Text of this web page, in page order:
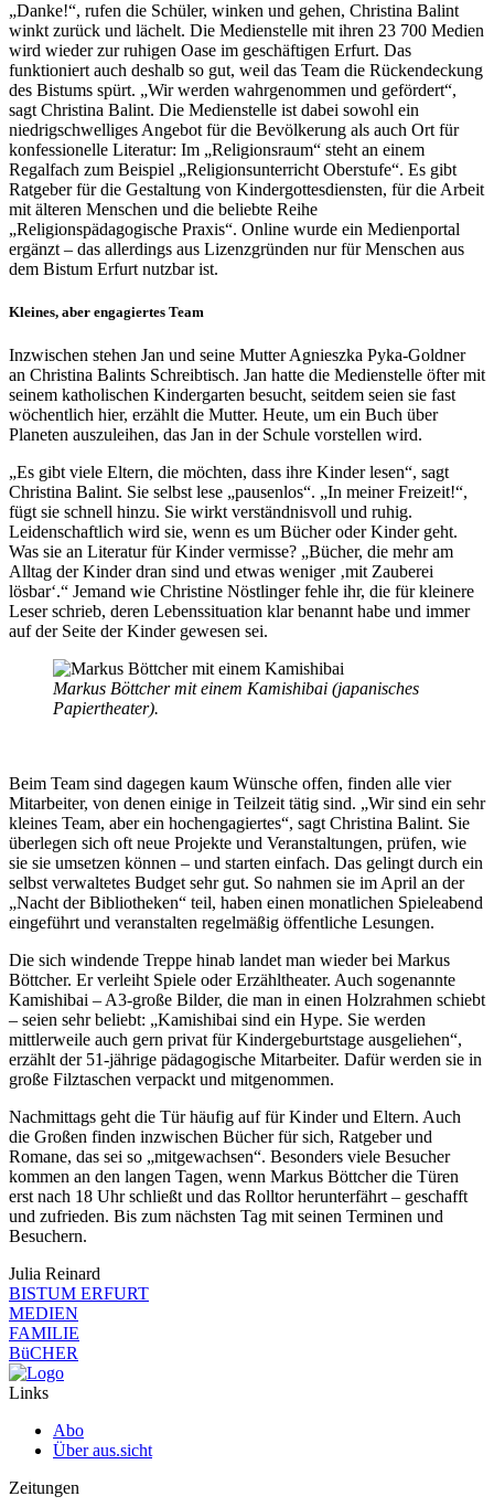
„Danke!“, rufen die Schüler, winken und gehen, Christina Balint
winkt zurück und lächelt. Die Medienstelle mit ihren 23 700 Medien
wird wieder zur ruhigen Oase im geschäftigen Erfurt. Das
funktioniert auch deshalb so gut, weil das Team die Rückendeckung
des Bistums spürt. „Wir werden wahrgenommen und gefördert“,
sagt Christina Balint. Die Medienstelle ist dabei sowohl ein
niedrigschwelliges Angebot für die Bevölkerung als auch Ort für
konfessionelle Literatur: Im „Religionsraum“ steht an einem
Regalfach zum Beispiel „Religionsunterricht Oberstufe“. Es gibt
Ratgeber für die Gestaltung von Kindergottesdiensten, für die Arbeit
mit älteren Menschen und die beliebte Reihe
„Religionspädagogische Praxis“. Online wurde ein Medienportal
ergänzt – das allerdings aus Lizenzgründen nur für Menschen aus
dem Bistum Erfurt nutzbar ist.
Kleines, aber engagiertes Team
Inzwischen stehen Jan und seine Mutter Agnieszka Pyka-Goldner
an Christina Balints Schreibtisch. Jan hatte die Medienstelle öfter mit
seinem katholischen Kindergarten besucht, seitdem seien sie fast
wöchentlich hier, erzählt die Mutter. Heute, um ein Buch über
Planeten auszuleihen, das Jan in der Schule vorstellen wird.
„Es gibt viele Eltern, die möchten, dass ihre Kinder lesen“, sagt
Christina Balint. Sie selbst lese „pausenlos“. „In meiner Freizeit!“,
fügt sie schnell hinzu. Sie wirkt verständnisvoll und ruhig.
Leidenschaftlich wird sie, wenn es um Bücher oder Kinder geht.
Was sie an Literatur für Kinder vermisse? „Bücher, die mehr am
Alltag der Kinder dran sind und etwas weniger ‚mit Zauberei
lösbar‘.“ Jemand wie Christine Nöstlinger fehle ihr, die für kleinere
Leser schrieb, deren Lebenssituation klar benannt habe und immer
auf der Seite der Kinder gewesen sei.
Markus Böttcher mit einem Kamishibai (japanisches
Papiertheater).
Beim Team sind dagegen kaum Wünsche offen, finden alle vier
Mitarbeiter, von denen einige in Teilzeit tätig sind. „Wir sind ein sehr
kleines Team, aber ein hochengagiertes“, sagt Christina Balint. Sie
überlegen sich oft neue Projekte und Veranstaltungen, prüfen, wie
sie sie umsetzen können – und starten einfach. Das gelingt durch ein
selbst verwaltetes Budget sehr gut. So nahmen sie im April an der
„Nacht der Bibliotheken“ teil, haben einen monatlichen Spieleabend
eingeführt und veranstalten regelmäßig öffentliche Lesungen.
Die sich windende Treppe hinab landet man wieder bei Markus
Böttcher. Er verleiht Spiele oder Erzähltheater. Auch sogenannte
Kamishibai – A3-große Bilder, die man in einen Holzrahmen schiebt
– seien sehr beliebt: „Kamishibai sind ein Hype. Sie werden
mittlerweile auch gern privat für Kindergeburtstage ausgeliehen“,
erzählt der 51-jährige pädagogische Mitarbeiter. Dafür werden sie in
große Filztaschen verpackt und mitgenommen.
Nachmittags geht die Tür häufig auf für Kinder und Eltern. Auch
die Großen finden inzwischen Bücher für sich, Ratgeber und
Romane, das sei so „mitgewachsen“. Besonders viele Besucher
kommen an den langen Tagen, wenn Markus Böttcher die Türen
erst nach 18 Uhr schließt und das Rolltor herunterfährt – geschafft
und zufrieden. Bis zum nächsten Tag mit seinen Terminen und
Besuchern.
Julia Reinard
BISTUM ERFURT
MEDIEN
FAMILIE
BüCHER
Links
Abo
Über aus.sicht
Zeitungen